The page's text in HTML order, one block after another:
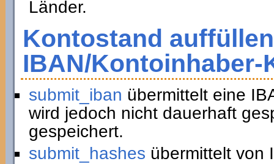
Länder.
Kontostand
IBAN/Kontoinhaber-
submit_iban übermittelt eine
wird jedoch nicht dauerhaft
gespeichert.
submit_hashes übermittelt von